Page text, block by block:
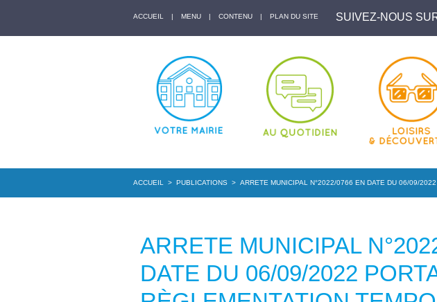
ACCUEIL | MENU | CONTENU | PLAN DU SITE SUIVEZ-NOUS
ACCUEIL > PUBLICATIONS > ARRETE MUNICIPAL N°2022/0766 EN DATE DU 06/09/
ARRETE MUNICIPAL
DATE DU 06/09/2022